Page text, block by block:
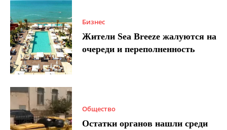
Бизнес
Жители Sea Breeze жалуются на
очереди и переполненность
Общество
Остатки органов нашли среди